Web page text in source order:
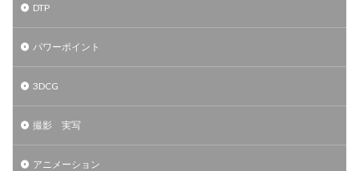
DTP
パワーポイント
3DCG
撮影 実写
アニメーション